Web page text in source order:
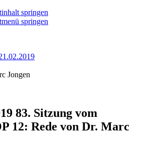
springen
springen
Jongen
83. Sitzung vom
12: Rede von Dr. Marc